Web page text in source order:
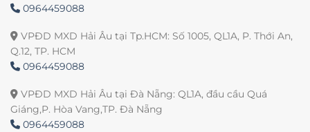
0964459088
VPĐD MXD Hải Âu tại Tp.HCM: Số 1005, QL1A, P. Thới An,
Q.12, TP. HCM
0964459088
VPĐD MXD Hải Âu tại Đà Nẵng: QL1A, đầu cầu Quá
Giáng,P. Hòa Vang,TP. Đà Nẵng
0964459088